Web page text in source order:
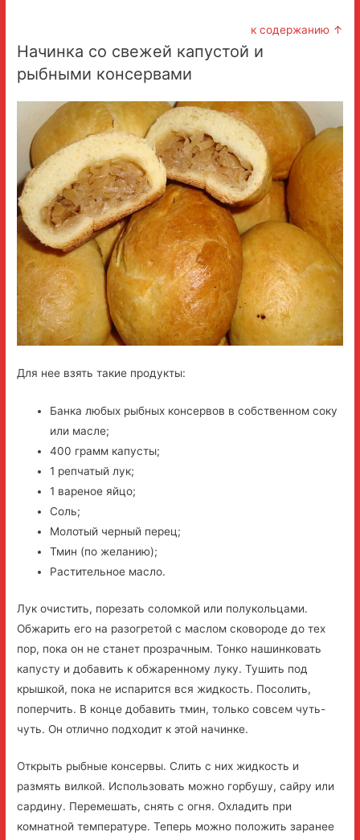
к содержанию ↑
Начинка со свежей капустой и
рыбными консервами
Для нее взять такие продукты:
Банка любых рыбных консервов в собственном соку
или масле;
400 грамм капусты;
1 репчатый лук;
1 вареное яйцо;
Соль;
Молотый черный перец;
Тмин (по желанию);
Растительное масло.
Лук очистить, порезать соломкой или полукольцами.
Обжарить его на разогретой с маслом сковороде до тех
пор, пока он не станет прозрачным. Тонко нашинковать
капусту и добавить к обжаренному луку. Тушить под
крышкой, пока не испарится вся жидкость. Посолить,
поперчить. В конце добавить тмин, только совсем чуть-
чуть. Он отлично подходит к этой начинке.
Открыть рыбные консервы. Слить с них жидкость и
размять вилкой. Использовать можно горбушу, сайру или
сардину. Перемешать, снять с огня. Охладить при
комнатной температуре. Теперь можно положить заранее